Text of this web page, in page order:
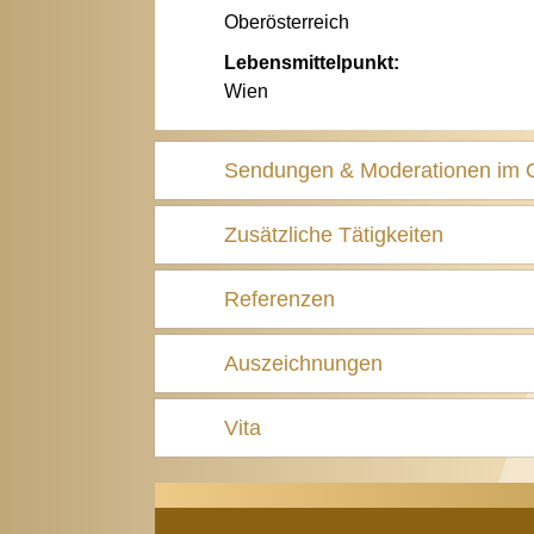
Oberösterreich
Lebensmittelpunkt:
Wien
Sendungen & Moderationen im
Zusätzliche Tätigkeiten
Referenzen
Auszeichnungen
Vita